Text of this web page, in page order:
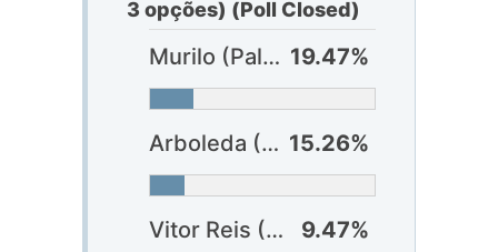
3 opções) (Poll Closed)
Murilo (Palmeiras) 19.47%
Arboleda (São Paulo) 15.26%
Vitor Reis (Palmeiras) 9.47%